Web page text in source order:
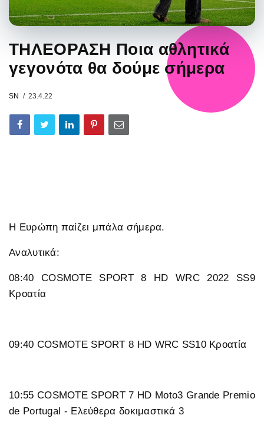
ΤΗΛΕΟΡΑΣΗ Ποια αθλητικά
γεγονότα θα δούμε σήμερα
SN 23.4.22
Η Ευρώπη παίζει μπάλα σήμερα.
Αναλυτικά:
08:40 COSMOTE SPORT 8 HD WRC 2022 SS9
Κροατία
09:40 COSMOTE SPORT 8 HD WRC SS10 Κροατία
10:55 COSMOTE SPORT 7 HD Moto3 Grande Premio
de Portugal - Eλεύθερα δοκιμαστικά 3